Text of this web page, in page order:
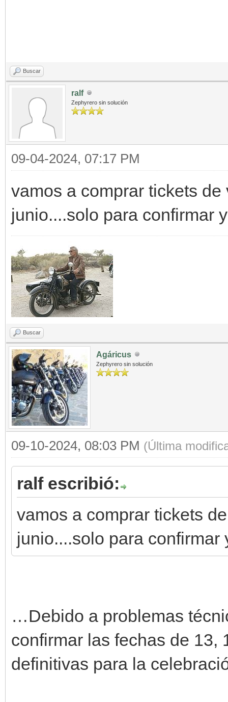
Buscar
ralf
Zephyrero sin solución
09-04-2024, 07:17 PM
vamos a comprar tickets
junio....solo para confirmar
Buscar
Agáricus
Zephyrero sin solución
09-10-2024, 08:03 PM (Última
ralf escribió:
vamos a comprar tickets
junio....solo para
…Debido a problemas
confirmar las fechas de 13,
definitivas para la